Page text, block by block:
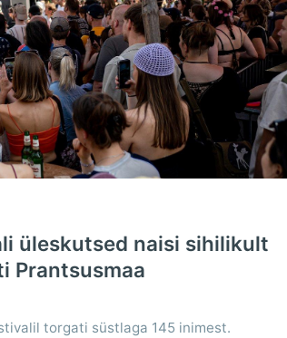
üleskutsed naisi sihilikult
Prantsusmaa
torgati süstlaga 145 inimest.